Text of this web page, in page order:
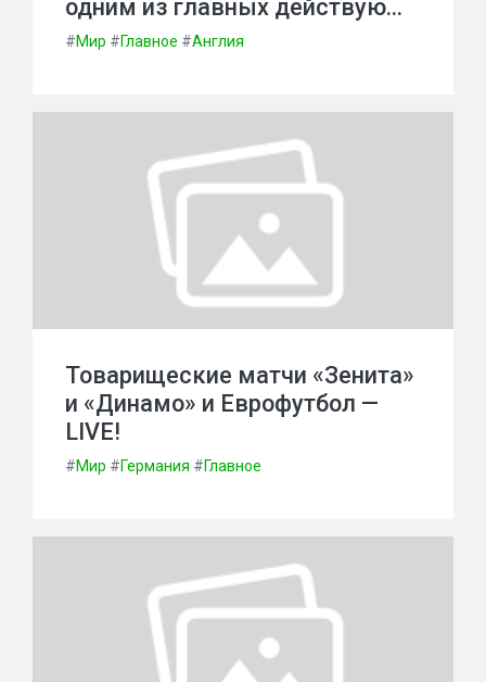
одним из главных действую…
#Мир #Главное #Англия
Товарищеские матчи «Зенита»
и «Динамо» и Еврофутбол —
LIVE!
#Мир #Германия #Главное